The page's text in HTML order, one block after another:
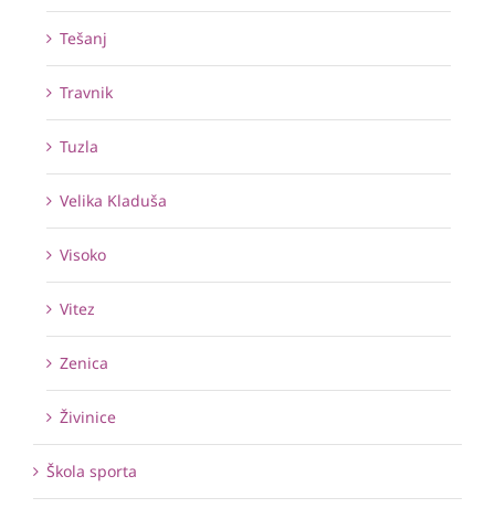
Tešanj
Travnik
Tuzla
Velika Kladuša
Visoko
Vitez
Zenica
Živinice
Škola sporta